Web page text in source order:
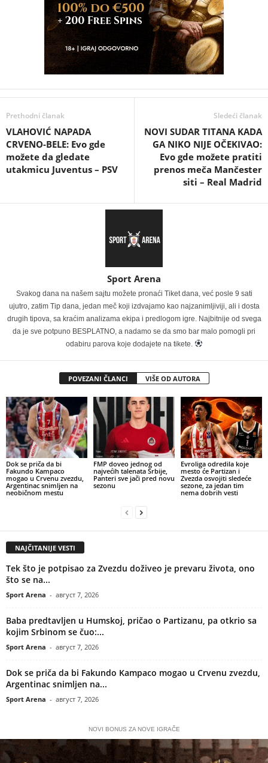
Prethodni članak
VLAHOVIĆ NAPADA
CRVENO-BELE: Evo gde
možete da gledate
utakmicu Juventus – PSV
Sledeći članak
NOVI SUDAR TITANA KADA
GA NIKO NIJE OČEKIVAO:
Evo gde možete pratiti
prenos meča Mančester
siti – Real Madrid
Sport Arena
Svakog dana na našem sajtu možete pronaći Tiket dana, već posle 9 sati
ujutro, zatim Tip dana, jedan meč koji izdvajamo kao najzanimljiviji, ali i dosta
drugih tipova, sa kraćim analizama ekipa i predlogom igre. Najbitnije od svega
da je sve potpuno BESPLATNO, a nadamo se da smo bar malo pomogli pri
odabiru parova koje dodajete na tikete.
POVEZANI ČLANCI VIŠE OD AUTORA
Dok se priča da bi
Fakundo Kampaco
mogao u Crvenu zvezdu,
Argentinac snimljen na
neobičnom mestu
FMP doveo jednog od
najvećih talenata Srbije,
Panteri sve jači pred novu
sezonu
Evroliga odredila koje
mesto će Partizan i
Zvezda osvojiti sledeće
sezone, za jedan tim
nema dobrih vesti
NAJČITANIJE VESTI
Tek što je potpisao za Zvezdu doživeo je prevaru života, ono
što se na...
Sport Arena - август 7, 2026
Baba predtavljen u Humskoj, pričao o Partizanu, pa otkrio sa
kojim Srbinom se čuo:...
Sport Arena - август 7, 2026
Dok se priča da bi Fakundo Kampaco mogao u Crvenu zvezdu,
Argentinac snimljen na...
Sport Arena - август 7, 2026
NOVI BONUS ZA NOVE IGRAČE